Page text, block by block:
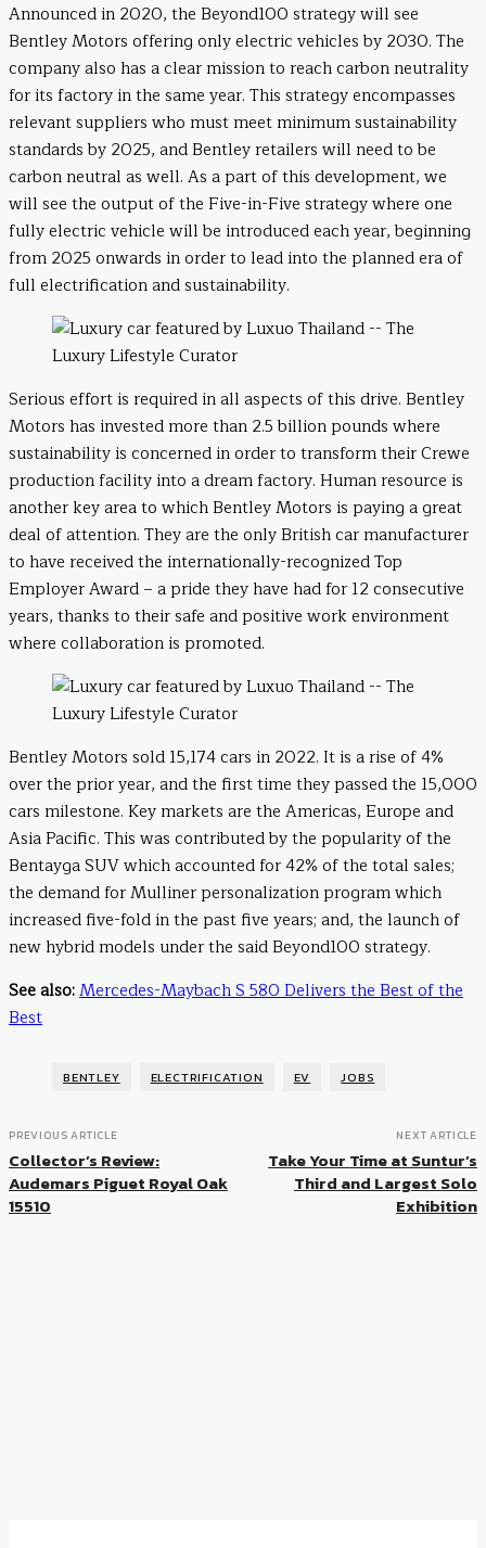
Announced in 2020, the Beyond100 strategy will see
Bentley Motors offering only electric vehicles by 2030. The
company also has a clear mission to reach carbon neutrality
for its factory in the same year. This strategy encompasses
relevant suppliers who must meet minimum sustainability
standards by 2025, and Bentley retailers will need to be
carbon neutral as well. As a part of this development, we
will see the output of the Five-in-Five strategy where one
fully electric vehicle will be introduced each year, beginning
from 2025 onwards in order to lead into the planned era of
full electrification and sustainability.
Serious effort is required in all aspects of this drive. Bentley
Motors has invested more than 2.5 billion pounds where
sustainability is concerned in order to transform their Crewe
production facility into a dream factory. Human resource is
another key area to which Bentley Motors is paying a great
deal of attention. They are the only British car manufacturer
to have received the internationally-recognized Top
Employer Award – a pride they have had for 12 consecutive
years, thanks to their safe and positive work environment
where collaboration is promoted.
Bentley Motors sold 15,174 cars in 2022. It is a rise of 4%
over the prior year, and the first time they passed the 15,000
cars milestone. Key markets are the Americas, Europe and
Asia Pacific. This was contributed by the popularity of the
Bentayga SUV which accounted for 42% of the total sales;
the demand for Mulliner personalization program which
increased five-fold in the past five years; and, the launch of
new hybrid models under the said Beyond100 strategy.
See also:Mercedes-Maybach S 580 Delivers the Best of the
Best
BENTLEY ELECTRIFICATION EV JOBS
PREVIOUS ARTICLE
Collector’s Review:
Audemars Piguet Royal Oak
15510
NEXT ARTICLE
Take Your Time at Suntur’s
Third and Largest Solo
Exhibition